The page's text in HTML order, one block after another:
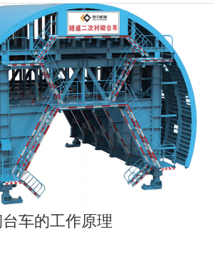
车的工作原理